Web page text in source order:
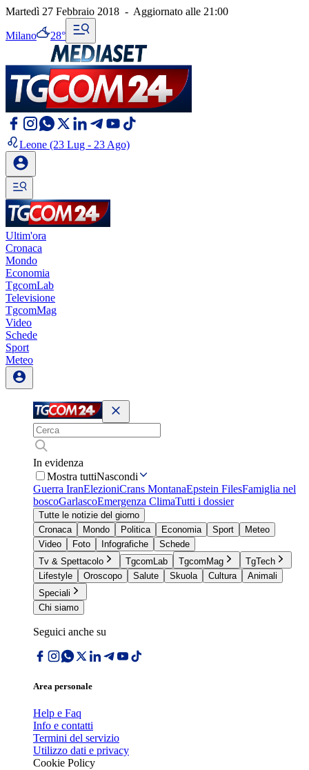
Martedì 27 Febbraio 2018 - Aggiornato alle 21:00
Milano 28°
Leone (23 Lug - 23 Ago)
Ultim'ora
Cronaca
Mondo
Economia
TgcomLab
Televisione
TgcomMag
Video
Schede
Sport
Meteo
In evidenza
Mostra tuttiNascondi
Guerra IranElezioniCrans MontanaEpstein FilesFamiglia nel
boscoGarlascoEmergenza ClimaTutti i dossier
Tutte le notizie del giorno
Cronaca
Mondo Politica Economia Sport
Meteo
Video
Foto Infografiche
Schede
Tv & Spettacolo
TgcomLab TgcomMag
TgTech
Lifestyle
Oroscopo Salute Skuola Cultura
Animali
Speciali
Chi siamo
Seguici anche su
Area personale
Help e Faq
Info e contatti
Termini del servizio
Utilizzo dati e privacy
Cookie Policy